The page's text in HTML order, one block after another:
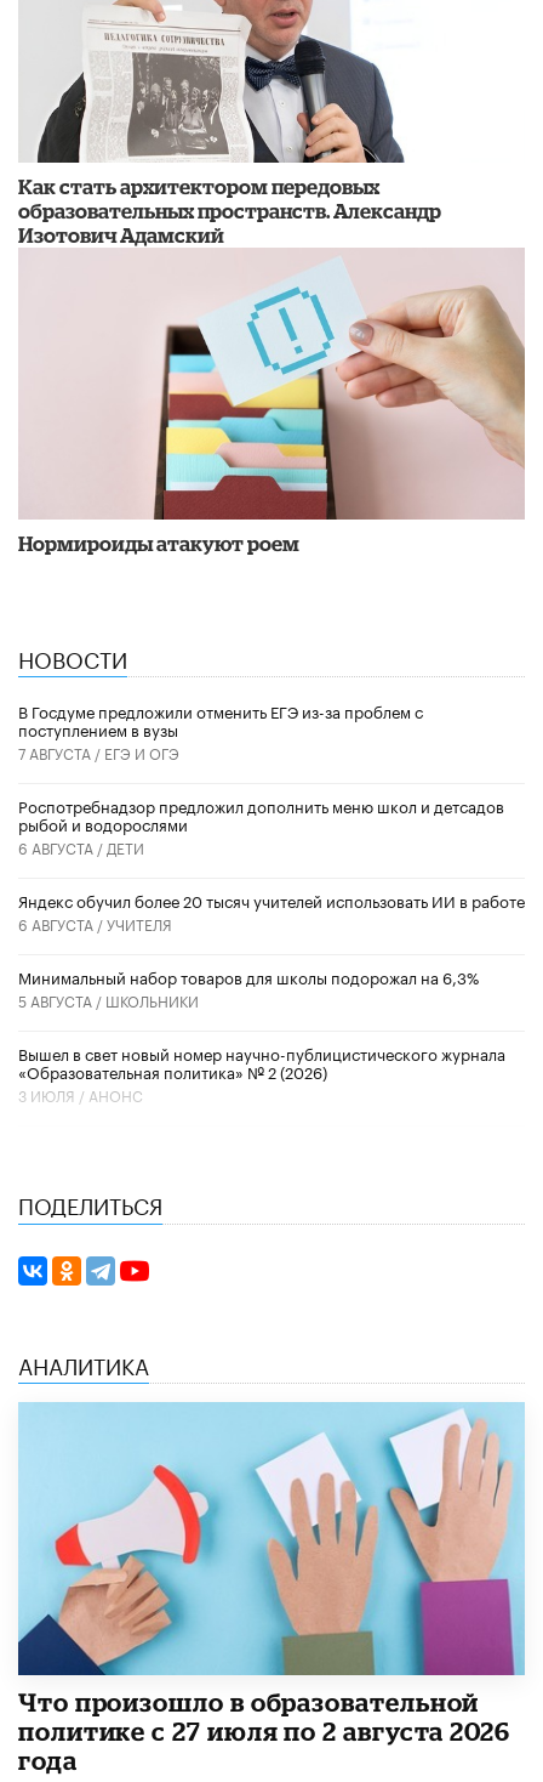
​Как стать архитектором передовых
образовательных пространств. Александр
Изотович Адамский
Нормироиды атакуют роем
НОВОСТИ
В Госдуме предложили отменить ЕГЭ из-за проблем с
поступлением в вузы
7 АВГУСТА / ЕГЭ И ОГЭ
Роспотребнадзор предложил дополнить меню школ и детсадов
рыбой и водорослями
6 АВГУСТА / ДЕТИ
​Яндекс обучил более 20 тысяч учителей использовать ИИ в работе
6 АВГУСТА /УЧИТЕЛЯ
Минимальный набор товаров для школы подорожал на 6,3%
5 АВГУСТА / ШКОЛЬНИКИ
Вышел в свет новый номер научно-публицистического журнала
«Образовательная политика» № 2 (2026)
3 ИЮЛЯ / АНОНС
ПОДЕЛИТЬСЯ
АНАЛИТИКА
​Что произошло в образовательной
политике с 27 июля по 2 августа 2026
года